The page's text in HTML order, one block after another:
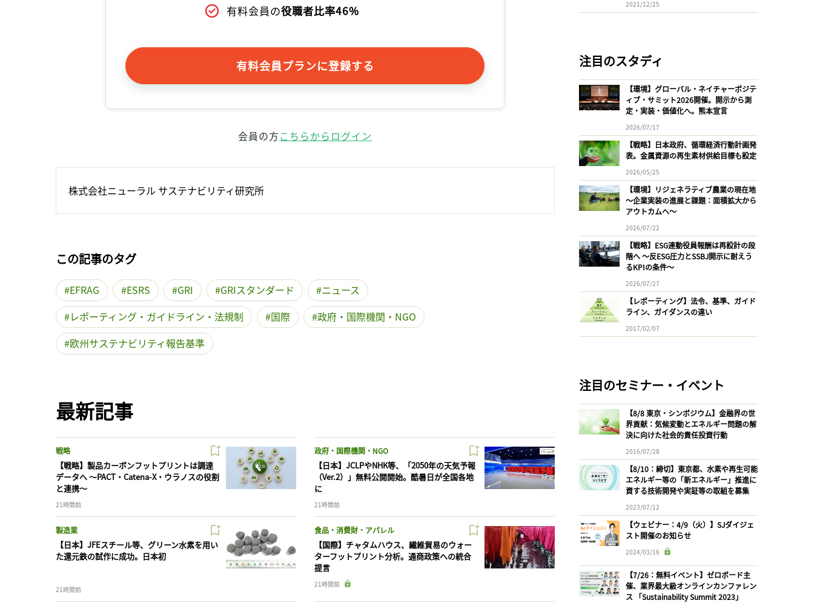
有料会員の役職者比率46%
有料会員プランに登録する
会員の方こちらからログイン
株式会社ニューラル サステナビリティ研究所
この記事のタグ
EFRAG ESRS GRI GRIスタンダード
ニュース
レポーティング・ガイドライン・法規制
国際
政府・国際機関・NGO
欧州サステナビリティ報告基準
最新記事
戦略
【戦略】製品カーボンフットプリントは調達
データへ 〜PACT・Catena-X・ウラノスの役割
と連携〜
21時間前
政府・国際機関・NGO
【日本】JCLPやNHK等、「2050年の天気予報
（Ver.2）」無料公開開始。酷暑日が全国各地
に
21時間前
製造業
【日本】JFEスチール等、グリーン水素を用い
た還元鉄の試作に成功。日本初
21時間前
食品・消費財・アパレル
【国際】チャタムハウス、繊維貿易のウォー
ターフットプリント分析。通商政策への統合
提言
21時間前
2021/12/25
注目のスタディ
【環境】グローバル・ネイチャーポジテ
ィブ・サミット2026開催。開示から測
定・実装・価値化へ。熊本宣言
2026/07/17
【戦略】日本政府、循環経済行動計画発
表。金属資源の再生素材供給目標も設定
2026/05/25
【環境】リジェネラティブ農業の現在地
〜企業実装の進展と課題：面積拡大から
アウトカムへ〜
2026/07/22
【戦略】ESG連動役員報酬は再設計の段
階へ 〜反ESG圧力とSSBJ開示に耐えう
るKPIの条件〜
2026/07/27
【レポーティング】法令、基準、ガイド
ライン、ガイダンスの違い
2017/02/07
注目のセミナー・イベント
【8/8 東京・シンポジウム】金融界の世
界貢献：気候変動とエネルギー問題の解
決に向けた社会的責任投資行動
2016/07/28
【8/10：締切】東京都、水素や再生可能
エネルギー等の「新エネルギー」推進に
資する技術開発や実証等の取組を募集
2023/07/12
【ウェビナー：4/9（火）】SJダイジェ
スト開催のお知らせ
2024/03/16
【7/26：無料イベント】ゼロボード主
催、業界最大級オンラインカンファレン
ス 「Sustainability Summit 2023」